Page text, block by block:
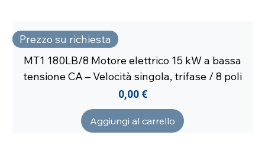
Prezzo su richiesta
MT1 180LB/8 Motore elettrico 15 kW a bassa
tensione CA – Velocità singola, trifase / 8 poli
Prezzo
0,00 €
Aggiungi al carrello